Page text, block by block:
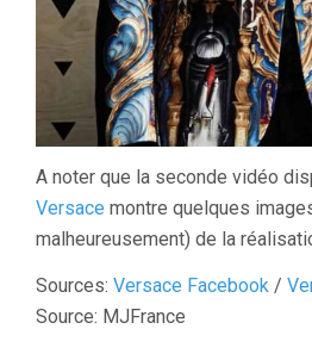
A noter que la seconde vidéo
Versace montre quelques
malheureusement) de la
Sources: Versace Facebook /
Source: MJFrance